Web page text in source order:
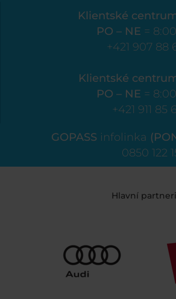
Klientské
PO – NE =
+421 907 88
Klientské
PO – NE =
+421 911 85
GOPASS infolinka
0850 122
Hlavní partneri